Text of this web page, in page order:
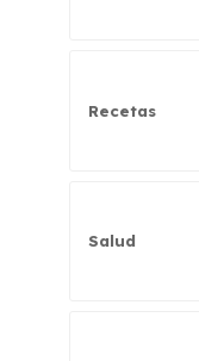
Recetas
Salud